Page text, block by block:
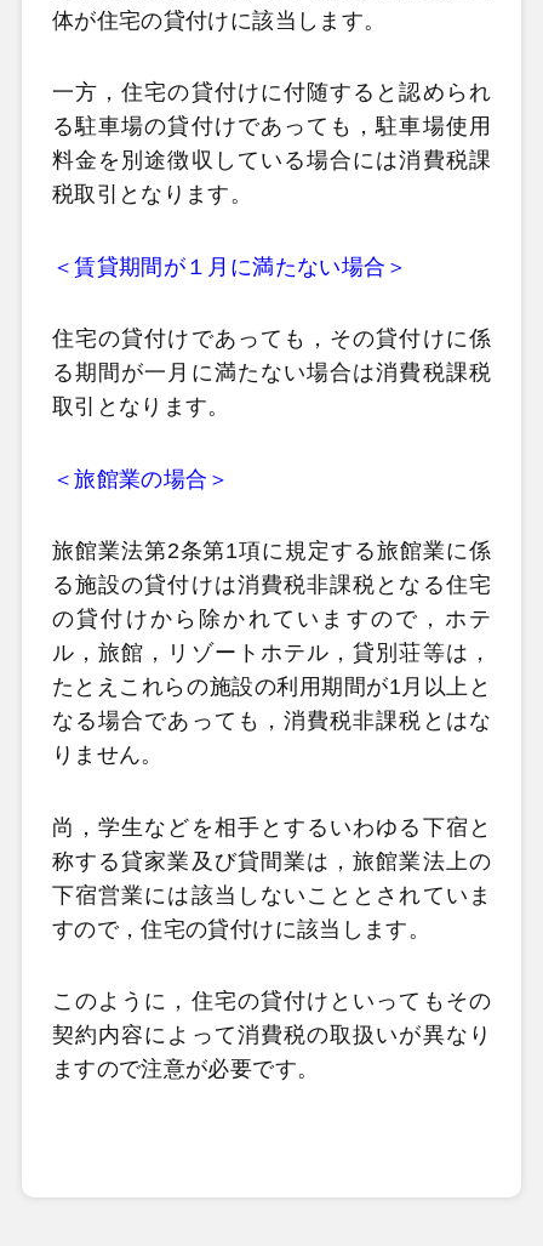
体が住宅の貸付けに該当します。
一方，住宅の貸付けに付随すると認められ
る駐車場の貸付けであっても，駐車場使用
料金を別途徴収している場合には消費税課
税取引となります。
＜賃貸期間が１月に満たない場合＞
住宅の貸付けであっても，その貸付けに係
る期間が一月に満たない場合は消費税課税
取引となります。
＜旅館業の場合＞
旅館業法第2条第1項に規定する旅館業に係
る施設の貸付けは消費税非課税となる住宅
の貸付けから除かれていますので，ホテ
ル，旅館，リゾートホテル，貸別荘等は，
たとえこれらの施設の利用期間が1月以上と
なる場合であっても，消費税非課税とはな
りません。
尚，学生などを相手とするいわゆる下宿と
称する貸家業及び貸間業は，旅館業法上の
下宿営業には該当しないこととされていま
すので，住宅の貸付けに該当します。
このように，住宅の貸付けといってもその
契約内容によって消費税の取扱いが異なり
ますので注意が必要です。